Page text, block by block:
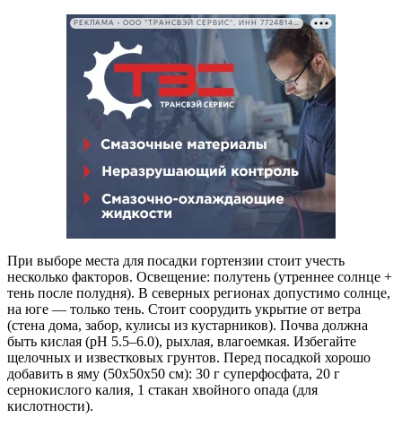
РЕКЛАМА • ООО "ТРАНСВЭЙ СЕРВИС", ИНН 7724814198
При выборе места для посадки гортензии стоит учесть
несколько факторов. Освещение: полутень (утреннее солнце +
тень после полудня). В северных регионах допустимо солнце,
на юге — только тень. Стоит соорудить укрытие от ветра
(стена дома, забор, кулисы из кустарников). Почва должна
быть кислая (pH 5.5–6.0), рыхлая, влагоемкая. Избегайте
щелочных и известковых грунтов. Перед посадкой хорошо
добавить в яму (50х50х50 см): 30 г суперфосфата, 20 г
сернокислого калия, 1 стакан хвойного опада (для
кислотности).